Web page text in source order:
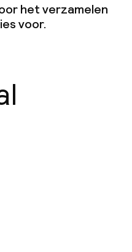
het verzamelen
voor.